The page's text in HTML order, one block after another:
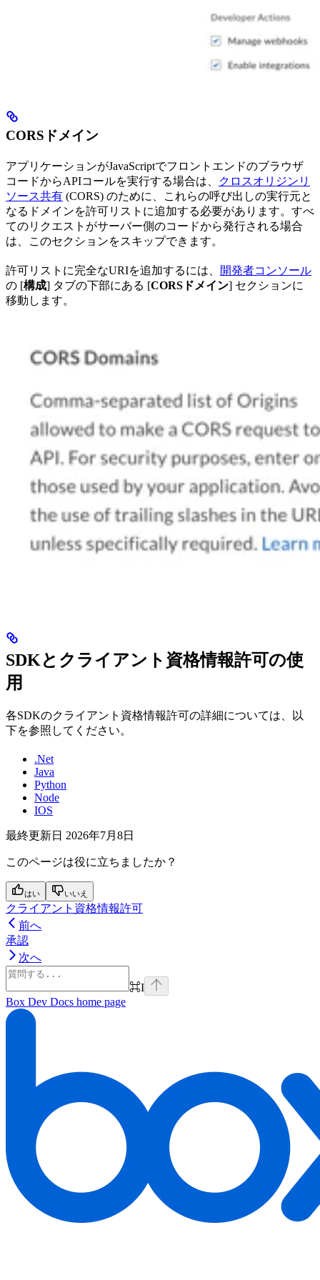
CORSドメイン
アプリケーションがJavaScriptでフロントエンドのブラウザ
コードからAPIコールを実行する場合は、
クロスオリジンリ
ソース共有 (CORS) のために、これらの呼び出しの実行元と
なるドメインを許可リストに追加する必要があります。すべ
てのリクエストがサーバー側のコードから発行される場合
は、このセクションをスキップできます。
許可リストに完全なURIを追加するには、
開発者コンソール
の [構成] タブの下部にある [CORSドメイン] セクションに
移動します。
SDKとクライアント資格情報許可の使
用
各SDKのクライアント資格情報許可の詳細については、以
下を参照してください。
.Net
Java
Python
Node
IOS
最終更新日 2026年7月8日
このページは役に立ちましたか？
はい いいえ
クライアント資格情報許可
前へ
承認
次へ
⌘I
Box Dev Docs home page